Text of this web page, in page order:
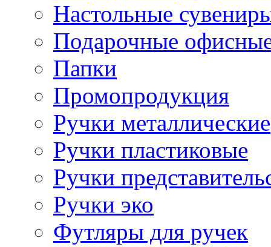
Настольные
Подарочные
Папки
Промопродукция
Ручки металлические
Ручки пластиковые
Ручки
Ручки эко
Футляры для ручек